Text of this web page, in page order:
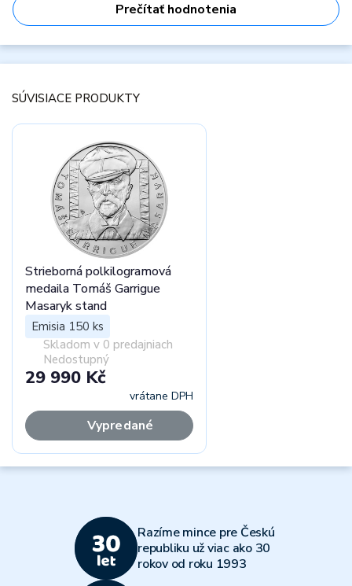
Prečítať hodnotenia
SÚVISIACE PRODUKTY
Strieborná polkilogramová
medaila Tomáš Garrigue
Masaryk stand
Emisia 150 ks
Skladom v 0 predajniach
Nedostupný
29 990 Kč
vrátane DPH
Vypredané
Razíme mince pre Českú
republiku už viac ako 30
rokov od roku 1993